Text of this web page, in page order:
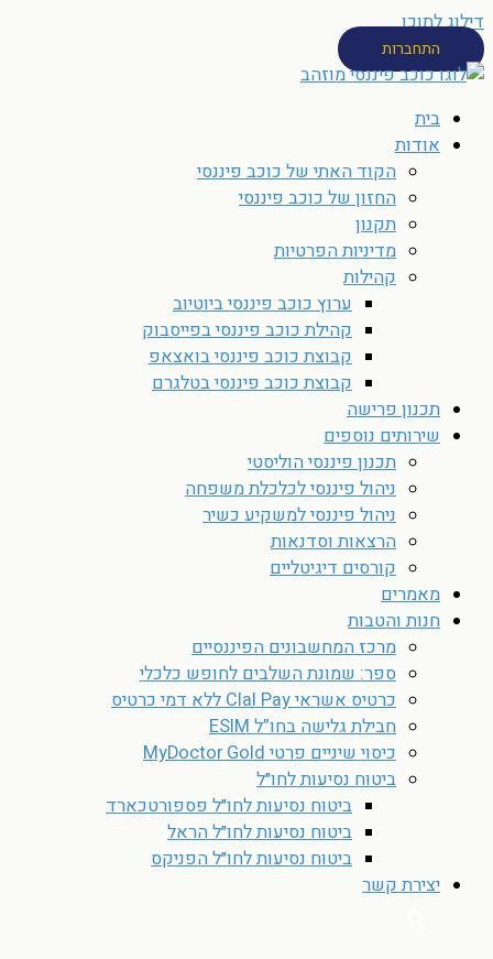
דילוג לתוכן
התחברות
בית
אודות
הקוד האתי של כוכב פיננסי
החזון של כוכב פיננסי
תקנון
מדיניות הפרטיות
קהילות
ערוץ כוכב פיננסי ביוטיוב
קהילת כוכב פיננסי בפייסבוק
קבוצת כוכב פיננסי בואצאפ
קבוצת כוכב פיננסי בטלגרם
תכנון פרישה
שירותים נוספים
תכנון פיננסי הוליסטי
ניהול פיננסי לכלכלת משפחה
ניהול פיננסי למשקיע כשיר
הרצאות וסדנאות
קורסים דיגיטליים
מאמרים
חנות והטבות
מרכז המחשבונים הפיננסיים
ספר: שמונת השלבים לחופש כלכלי
כרטיס אשראי Clal Pay ללא דמי כרטיס
חבילת גלישה בחו”ל ESIM
כיסוי שיניים פרטי MyDoctor Gold
ביטוח נסיעות לחו״ל
ביטוח נסיעות לחו״ל פספורטכארד
ביטוח נסיעות לחו״ל הראל
ביטוח נסיעות לחו״ל הפניקס
יצירת קשר